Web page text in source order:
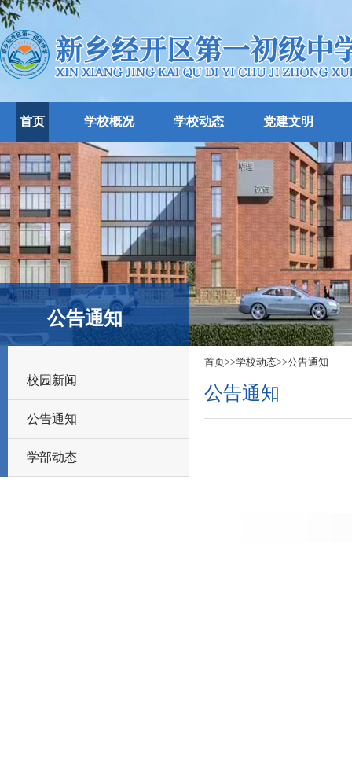
首页 学校概况 学校动态 党建文明
公告通知
校园新闻
公告通知
学部动态
首页>>学校动态>>公告通知
公告通知